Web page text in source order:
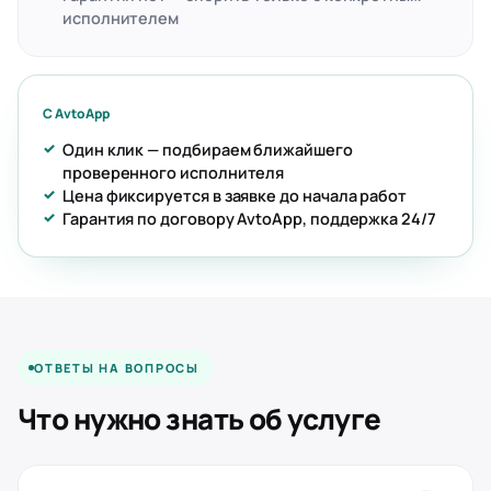
исполнителем
С AvtoApp
Один клик — подбираем ближайшего
проверенного исполнителя
Цена фиксируется в заявке до начала работ
Гарантия по договору AvtoApp, поддержка 24/7
ОТВЕТЫ НА ВОПРОСЫ
Что нужно знать об услуге